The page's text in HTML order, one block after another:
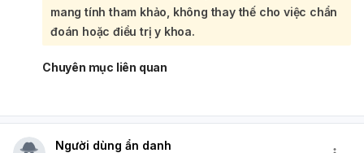
chức năng có thể ảnh hưởng nội tiết và làm rối loạn kinh
nguyệt. Em nên ngưng tự dùng thuốc đó và theo dõi thêm
chu kỳ tới. Nếu máu ra nhiều, kéo dài quá 7 ngày, có cục
máu đông lớn, hoặc phải thay băng rất nhanh thì cần đi
mang tính tham khảo, không thay thế cho việc chẩn
đoán hoặc điều trị y khoa.
Chuyên mục liên quan
Người dùng ẩn danh